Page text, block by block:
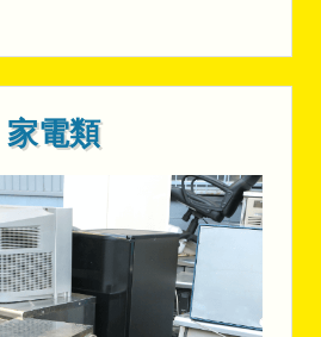
家電類